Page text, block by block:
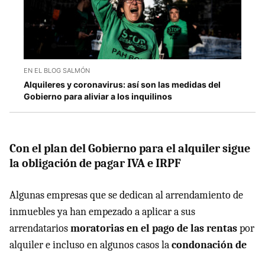
EN EL BLOG SALMÓN
Alquileres y coronavirus: así son las medidas del
Gobierno para aliviar a los inquilinos
Con el plan del Gobierno para el alquiler sigue
la obligación de pagar IVA e IRPF
Algunas empresas que se dedican al arrendamiento de
inmuebles ya han empezado a aplicar a sus
arrendatariosmoratorias en el pago de las rentaspor
alquiler e incluso en algunos casos lacondonación de